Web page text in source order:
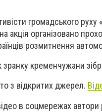
істи громадського руху «
акція організовано
розмитнення
зранку кременчужани
з відкритих джерел.
в соцмережах автори